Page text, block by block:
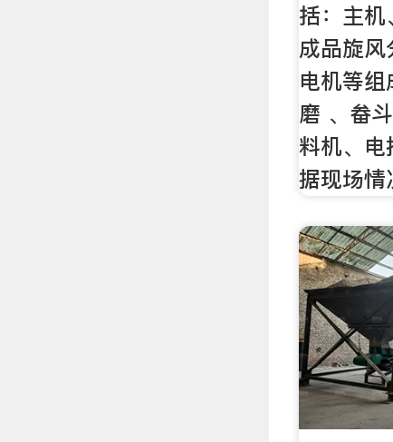
括：主机
成品旋风
电机等
磨 、畚
料机、
据现场情